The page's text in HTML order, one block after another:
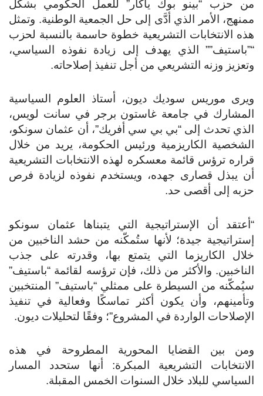
من حزب “بينو بوك ياكار” للعمل الحكومي بشكل
ممنهج، الأمر الذي أدَّى إلى حل الجمعية الوطنية. وتمثل
هذه الانتخابات التشريعية خطوة حاسمة بالنسبة لحزب
“”باستيف”” الذي يهدف إلى زيادة نفوذه السياسي،
وتعزيز وزنه التشريعي من أجل تنفيذ إصلاحاته.
ويرى موريس سوديك ديون، أستاذ العلوم السياسية
المشارك في جامعة غاستون برجر في سانت لويس،
الذي تحدث إلى “بي بي سي أفريك”، أن عثمان سونكو،
الشخصية الكاريزمية ورئيس الحكومة، يريد من خلال
قراره ترؤس قائمة معسكره لهذه الانتخابات التشريعية
أن يبذل قصارى جهده، ويستخدم نفوذه لزيادة فرص
حزبه إلى أقصى حد.
“أعتقد أن الإستراتيجية التي يتبناها عثمان سونكو
إستراتيجية جيدة؛ لأنها ستُمكّنه من حشد الناخبين من
خلال الكاريزما التي يتمتع بها، وقدرته على جذب
الناخبين. والأكثر من ذلك، فإن ترؤسه لقائمة “باستيف”
سيُمكّنه من السيطرة على ممثلي “باستيف” المنتخبين
وتأمينهم، وأن يكون أكثر تماسكًا وفعالية في تنفيذ
الإصلاحات الواردة في المشروع”؛ وفقًا لتحليلات ديون.
ومن بين القضايا المحورية المطروحة في هذه
الانتخابات التشريعية المبكرة: أنها ستحدد المسار
السياسي للبلاد خلال السنوات الخمس المقبلة.